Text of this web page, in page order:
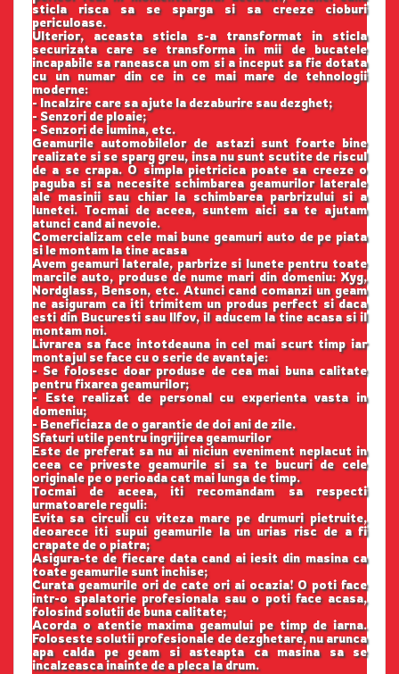
sticla risca sa se sparga si sa creeze cioburi
periculoase.
Ulterior, aceasta sticla s-a transformat in sticla
securizata care se transforma in mii de bucatele
incapabile sa raneasca un om si a inceput sa fie dotata
cu un numar din ce in ce mai mare de tehnologii
moderne:
- Incalzire care sa ajute la dezaburire sau dezghet;
- Senzori de ploaie;
- Senzori de lumina, etc.
Geamurile automobilelor de astazi sunt foarte bine
realizate si se sparg greu, insa nu sunt scutite de riscul
de a se crapa. O simpla pietricica poate sa creeze o
paguba si sa necesite schimbarea geamurilor laterale
ale masinii sau chiar la schimbarea parbrizului si a
lunetei. Tocmai de aceea, suntem aici sa te ajutam
atunci cand ai nevoie.
Comercializam cele mai bune geamuri auto de pe piata
si le montam la tine acasa
Avem geamuri laterale, parbrize si lunete pentru toate
marcile auto, produse de nume mari din domeniu: Xyg,
Nordglass, Benson, etc. Atunci cand comanzi un geam
ne asiguram ca iti trimitem un produs perfect si daca
esti din Bucuresti sau Ilfov, il aducem la tine acasa si il
montam noi.
Livrarea sa face intotdeauna in cel mai scurt timp iar
montajul se face cu o serie de avantaje:
- Se folosesc doar produse de cea mai buna calitate
pentru fixarea geamurilor;
- Este realizat de personal cu experienta vasta in
domeniu;
- Beneficiaza de o garantie de doi ani de zile.
Sfaturi utile pentru ingrijirea geamurilor
Este de preferat sa nu ai niciun eveniment neplacut in
ceea ce priveste geamurile si sa te bucuri de cele
originale pe o perioada cat mai lunga de timp.
Tocmai de aceea, iti recomandam sa respecti
urmatoarele reguli:
Evita sa circuli cu viteza mare pe drumuri pietruite,
deoarece iti supui geamurile la un urias risc de a fi
crapate de o piatra;
Asigura-te de fiecare data cand ai iesit din masina ca
toate geamurile sunt inchise;
Curata geamurile ori de cate ori ai ocazia! O poti face
intr-o spalatorie profesionala sau o poti face acasa,
folosind solutii de buna calitate;
Acorda o atentie maxima geamului pe timp de iarna.
Foloseste solutii profesionale de dezghetare, nu arunca
apa calda pe geam si asteapta ca masina sa se
incalzeasca inainte de a pleca la drum.